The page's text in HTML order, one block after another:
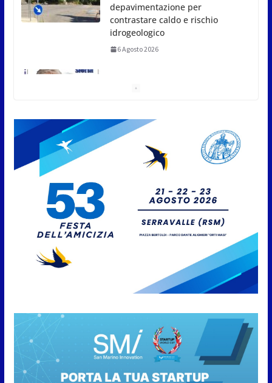
San Marino. USL: l’inferno di
Marcinelle diventi monito e
memoria collettiva
6 Agosto 2026
Protezione Civile San Marino.
Incendi boschivi: attivazione
della fase preliminare di
6 Agosto 2026
“San Marino Antiqua –
Leggende e storie del Titano”:
l’inequivocabile successo di
pubblico e di partecipazione
6 Agosto 2026